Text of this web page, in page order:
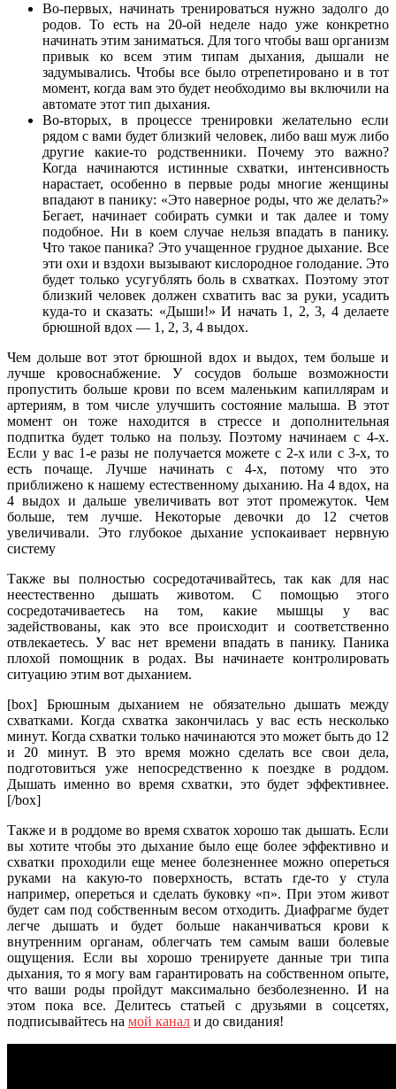
Во-первых, начинать тренироваться нужно задолго до
родов. То есть на 20-ой неделе надо уже конкретно
начинать этим заниматься. Для того чтобы ваш организм
привык ко всем этим типам дыхания, дышали не
задумывались. Чтобы все было отрепетировано и в тот
момент, когда вам это будет необходимо вы включили на
автомате этот тип дыхания.
Во-вторых, в процессе тренировки желательно если
рядом с вами будет близкий человек, либо ваш муж либо
другие какие-то родственники. Почему это важно?
Когда начинаются истинные схватки, интенсивность
нарастает, особенно в первые роды многие женщины
впадают в панику: «Это наверное роды, что же делать?»
Бегает, начинает собирать сумки и так далее и тому
подобное. Ни в коем случае нельзя впадать в панику.
Что такое паника? Это учащенное грудное дыхание. Все
эти охи и вздохи вызывают кислородное голодание. Это
будет только усугублять боль в схватках. Поэтому этот
близкий человек должен схватить вас за руки, усадить
куда-то и сказать: «Дыши!» И начать 1, 2, 3, 4 делаете
брюшной вдох — 1, 2, 3, 4 выдох.
Чем дольше вот этот брюшной вдох и выдох, тем больше и
лучше кровоснабжение. У сосудов больше возможности
пропустить больше крови по всем маленьким капиллярам и
артериям, в том числе улучшить состояние малыша. В этот
момент он тоже находится в стрессе и дополнительная
подпитка будет только на пользу. Поэтому начинаем с 4-х.
Если у вас 1-е разы не получается можете с 2-х или с 3-х, то
есть почаще. Лучше начинать с 4-х, потому что это
приближено к нашему естественному дыханию. На 4 вдох, на
4 выдох и дальше увеличивать вот этот промежуток. Чем
больше, тем лучше. Некоторые девочки до 12 счетов
увеличивали. Это глубокое дыхание успокаивает нервную
систему
Также вы полностью сосредотачивайтесь, так как для нас
неестественно дышать животом. С помощью этого
сосредотачиваетесь на том, какие мышцы у вас
задействованы, как это все происходит и соответственно
отвлекаетесь. У вас нет времени впадать в панику. Паника
плохой помощник в родах. Вы начинаете контролировать
ситуацию этим вот дыханием.
[box] Брюшным дыханием не обязательно дышать между
схватками. Когда схватка закончилась у вас есть несколько
минут. Когда схватки только начинаются это может быть до 12
и 20 минут. В это время можно сделать все свои дела,
подготовиться уже непосредственно к поездке в роддом.
Дышать именно во время схватки, это будет эффективнее.
[/box]
Также и в роддоме во время схваток хорошо так дышать. Если
вы хотите чтобы это дыхание было еще более эффективно и
схватки проходили еще менее болезненнее можно опереться
руками на какую-то поверхность, встать где-то у стула
например, опереться и сделать буковку «п». При этом живот
будет сам под собственным весом отходить. Диафрагме будет
легче дышать и будет больше наканчиваться крови к
внутренним органам, облегчать тем самым ваши болевые
ощущения. Если вы хорошо тренируете данные три типа
дыхания, то я могу вам гарантировать на собственном опыте,
что ваши роды пройдут максимально безболезненно. И на
этом пока все. Делитесь статьей с друзьями в соцсетях,
подписывайтесь на мой канал и до свидания!